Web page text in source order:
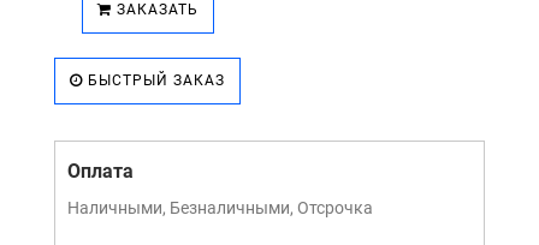
ЗАКАЗАТЬ
БЫСТРЫЙ ЗАКАЗ
Оплата
Наличными, Безналичными, Отсрочка